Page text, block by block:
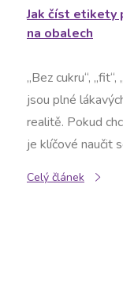
Jak číst etikety
na obalech
„Bez cukru“,
jsou plné
realitě. Pokud
je klíčové naučit
Celý článek